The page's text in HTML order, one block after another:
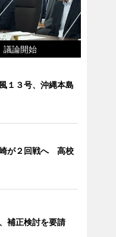
議論開始
１３号、沖縄本島
が２回戦へ 高校
補正検討を要請